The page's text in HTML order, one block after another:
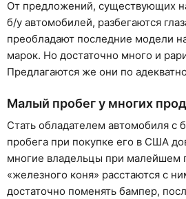
От предложений, существующих
б/у автомобилей, разбегаются
преобладают последние модели
марок. Но достаточно много и
Предлагаются же они по
Малый пробег у многих
Стать обладателем автомобиля с
пробега при покупке его в США
многие владельцы при малейшем
«железного коня» расстаются с
достаточно поменять бампер,